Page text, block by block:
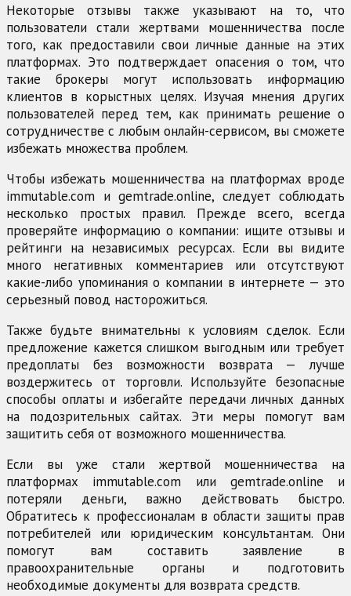
Некоторые отзывы также указывают на то, что
пользователи стали жертвами мошенничества после
того, как предоставили свои личные данные на этих
платформах. Это подтверждает опасения о том, что
такие брокеры могут использовать информацию
клиентов в корыстных целях. Изучая мнения других
пользователей перед тем, как принимать решение о
сотрудничестве с любым онлайн-сервисом, вы сможете
избежать множества проблем.
Чтобы избежать мошенничества на платформах вроде
immutable.com и gemtrade.online, следует соблюдать
несколько простых правил. Прежде всего, всегда
проверяйте информацию о компании: ищите отзывы и
рейтинги на независимых ресурсах. Если вы видите
много негативных комментариев или отсутствуют
какие-либо упоминания о компании в интернете — это
серьезный повод насторожиться.
Также будьте внимательны к условиям сделок. Если
предложение кажется слишком выгодным или требует
предоплаты без возможности возврата — лучше
воздержитесь от торговли. Используйте безопасные
способы оплаты и избегайте передачи личных данных
на подозрительных сайтах. Эти меры помогут вам
защитить себя от возможного мошенничества.
Если вы уже стали жертвой мошенничества на
платформах immutable.com или gemtrade.online и
потеряли деньги, важно действовать быстро.
Обратитесь к профессионалам в области защиты прав
потребителей или юридическим консультантам. Они
помогут вам составить заявление в
правоохранительные органы и подготовить
необходимые документы для возврата средств.